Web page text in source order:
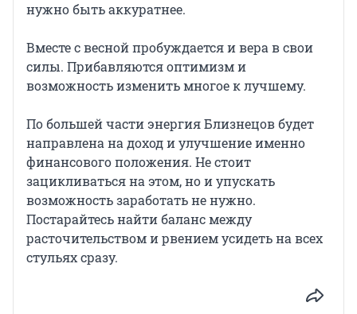
нужно быть аккуратнее.
Вместе с весной пробуждается и вера в свои
силы. Прибавляются оптимизм и
возможность изменить многое к лучшему.
По большей части энергия Близнецов будет
направлена на доход и улучшение именно
финансового положения. Не стоит
зацикливаться на этом, но и упускать
возможность заработать не нужно.
Постарайтесь найти баланс между
расточительством и рвением усидеть на всех
стульях сразу.